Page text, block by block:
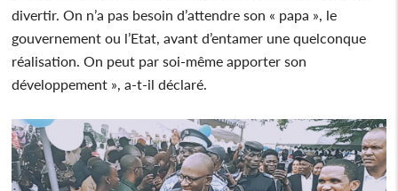
divertir. On n’a pas besoin d’attendre son « papa », le
gouvernement ou l’Etat, avant d’entamer une quelconque
réalisation. On peut par soi-même apporter son
développement », a-t-il déclaré.